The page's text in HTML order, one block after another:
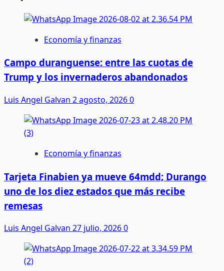
Economía y finanzas
Campo duranguense: entre las cuotas de
Trump y los invernaderos abandonados
Luis Angel Galvan 2 agosto, 20260
Economía y finanzas
Tarjeta Finabien ya mueve 64mdd; Durango
uno de los diez estados que más recibe
remesas
Luis Angel Galvan 27 julio, 20260